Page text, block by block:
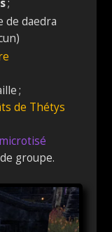
;
de daedra
;
de Thétys
groupe.